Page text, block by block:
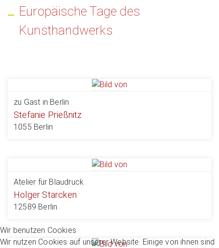
Europäische Tage des
Kunsthandwerks
zu Gast in Berlin
Stefanie Prießnitz
1055 Berlin
Atelier für Blaudruck
Holger Starcken
12589 Berlin
Wir benutzen Cookies
Wir nutzen Cookies auf unserer Website. Einige von ihnen sind